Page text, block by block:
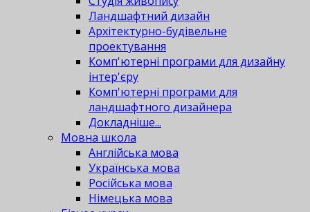
Ландшафтний дизайн
Архітектурно-будівельне
проектування
Комп'ютерні програми для дизайну
інтер'єру
Комп'ютерні програми для
ландшафтного дизайнера
Докладніше...
Мовна школа
Англійська мова
Українська мова
Російська мова
Німецька мова